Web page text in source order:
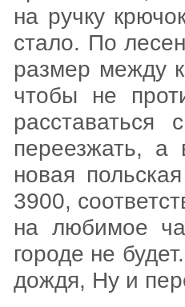
на ручку
стало. По
размер между
чтобы не
расставаться
переезжать, а
новая
3900,
на любимое
городе не
дождя, Ну и